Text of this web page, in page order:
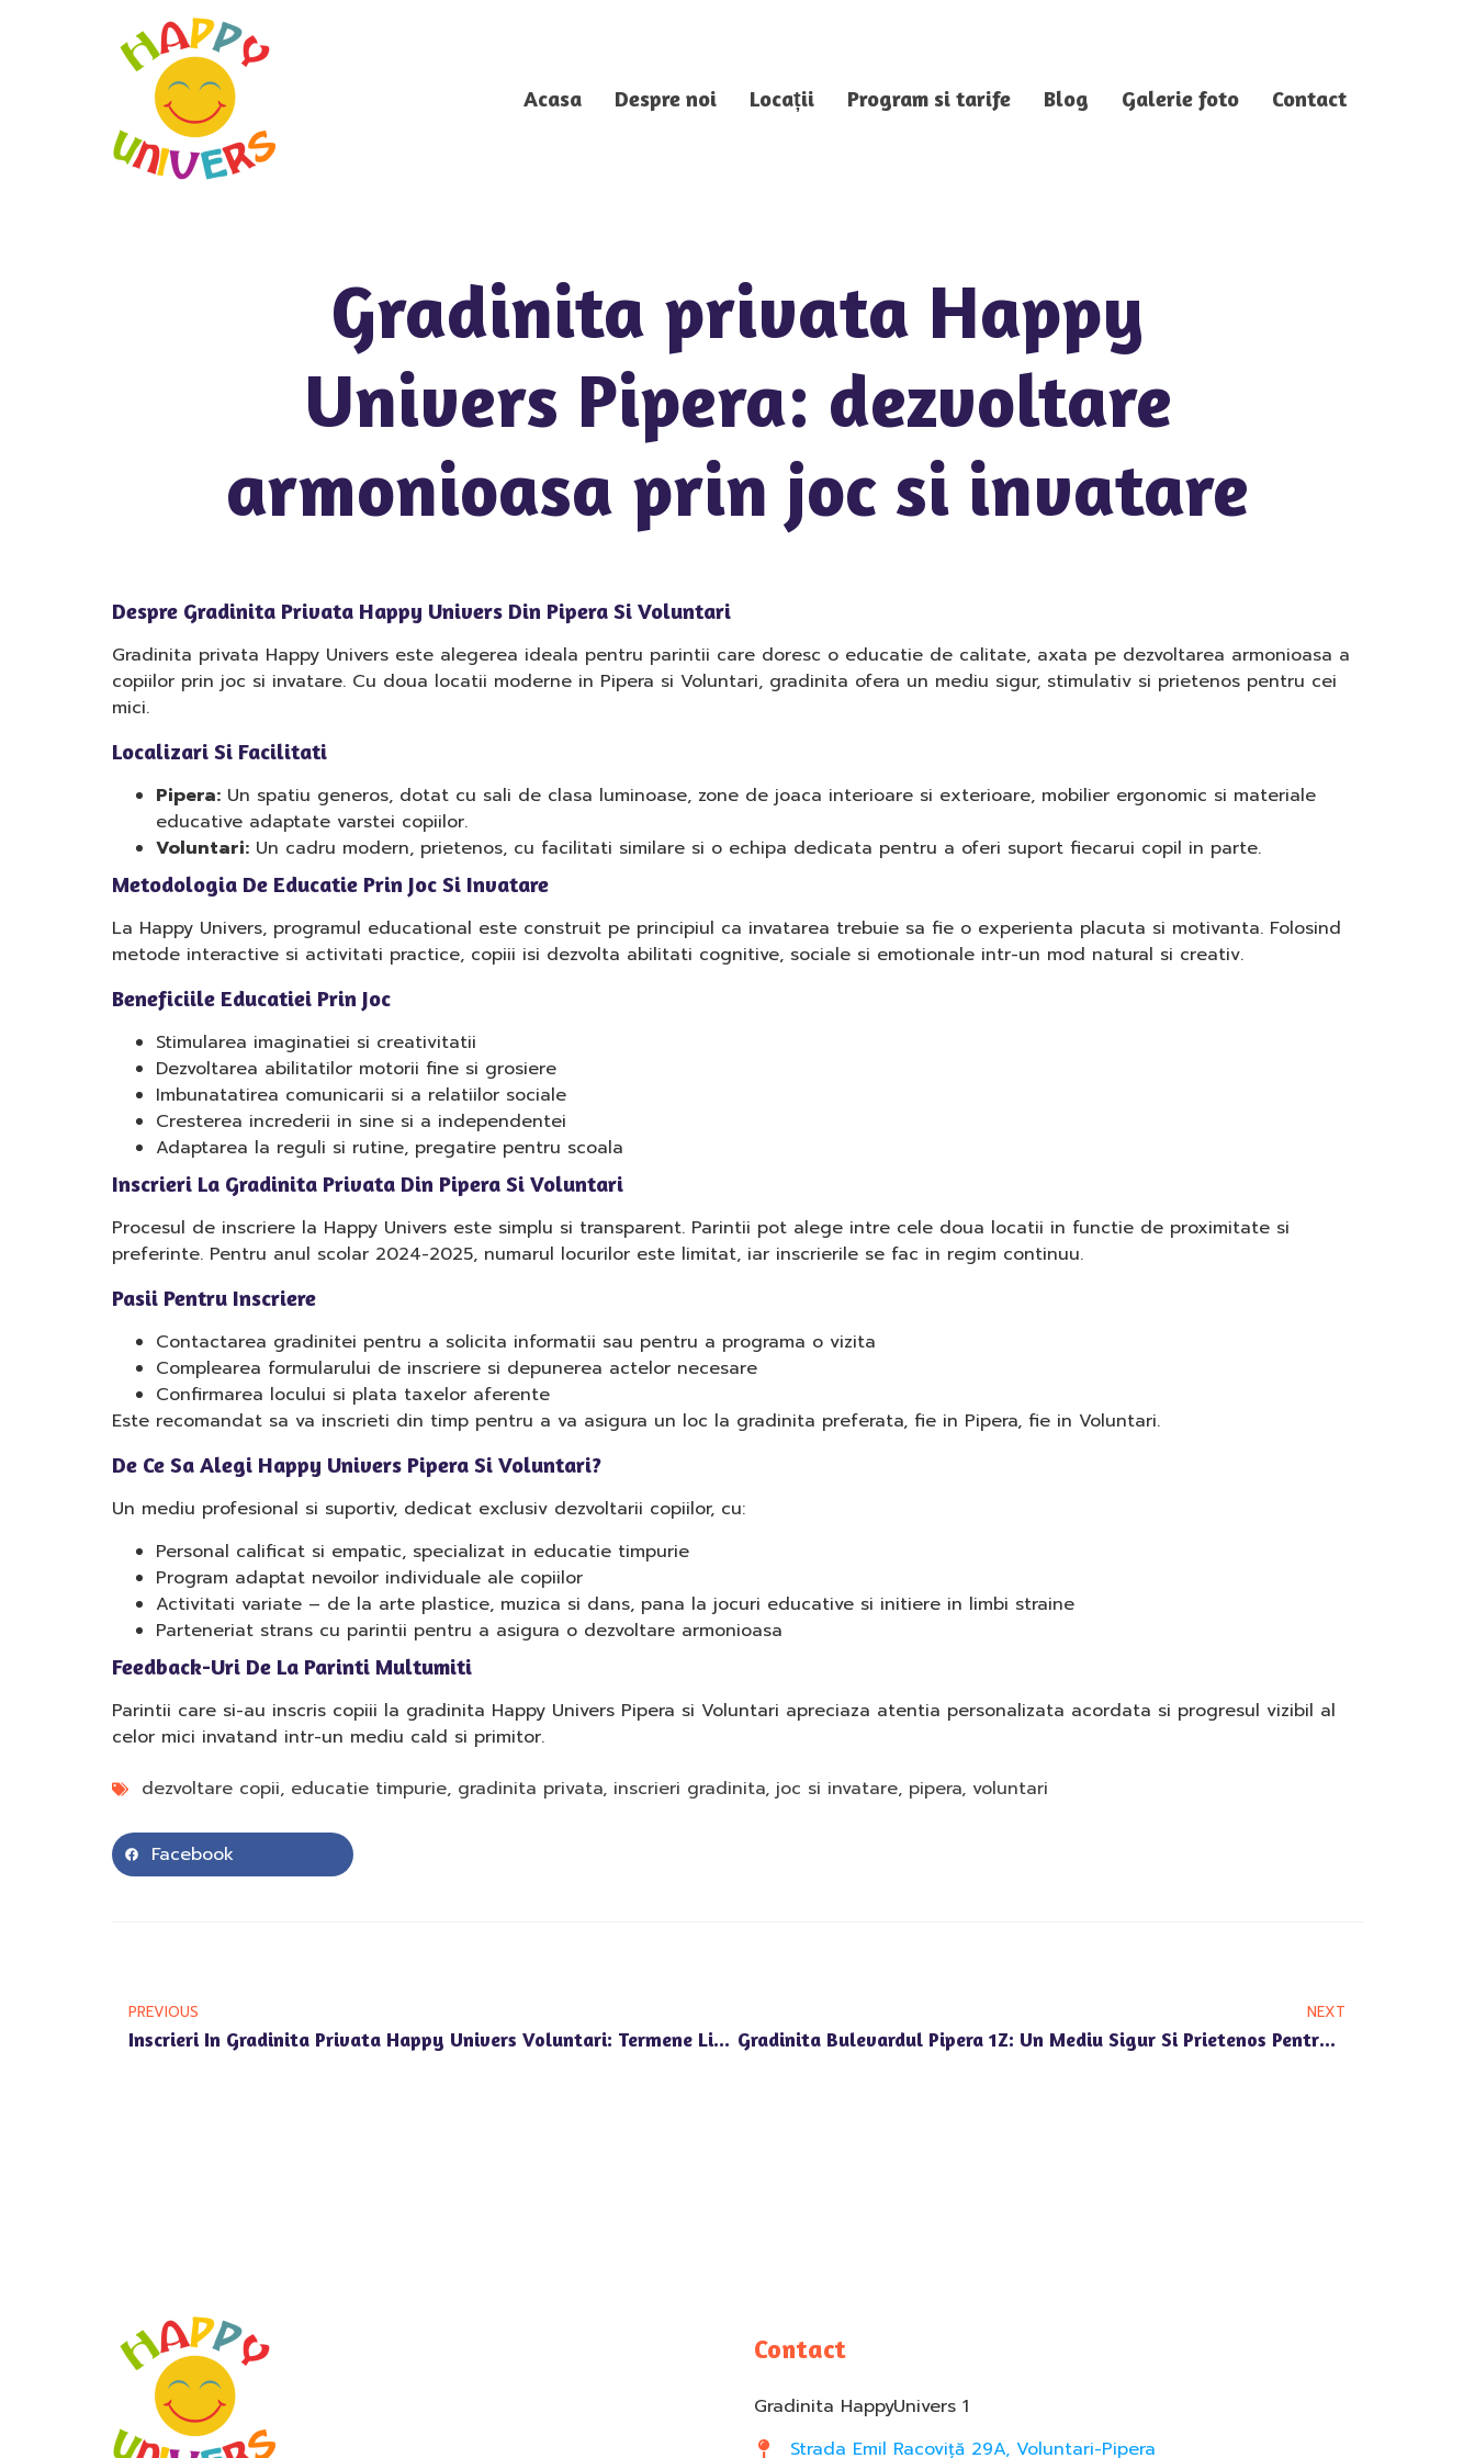
Acasa Despre noi Locații Program si tarife Blog Galerie foto Contact
Gradinita privata Happy
Univers Pipera: dezvoltare
armonioasa prin joc si invatare
Despre Gradinita Privata Happy Univers Din Pipera Si Voluntari
Gradinita privata Happy Univers este alegerea ideala pentru parintii care doresc o educatie de calitate, axata pe dezvoltarea armonioasa a
copiilor prin joc si invatare. Cu doua locatii moderne in Pipera si Voluntari, gradinita ofera un mediu sigur, stimulativ si prietenos pentru cei
mici.
Localizari Si Facilitati
Pipera: Un spatiu generos, dotat cu sali de clasa luminoase, zone de joaca interioare si exterioare, mobilier ergonomic si materiale
educative adaptate varstei copiilor.
Voluntari: Un cadru modern, prietenos, cu facilitati similare si o echipa dedicata pentru a oferi suport fiecarui copil in parte.
Metodologia De Educatie Prin Joc Si Invatare
La Happy Univers, programul educational este construit pe principiul ca invatarea trebuie sa fie o experienta placuta si motivanta. Folosind
metode interactive si activitati practice, copiii isi dezvolta abilitati cognitive, sociale si emotionale intr-un mod natural si creativ.
Beneficiile Educatiei Prin Joc
Stimularea imaginatiei si creativitatii
Dezvoltarea abilitatilor motorii fine si grosiere
Imbunatatirea comunicarii si a relatiilor sociale
Cresterea increderii in sine si a independentei
Adaptarea la reguli si rutine, pregatire pentru scoala
Inscrieri La Gradinita Privata Din Pipera Si Voluntari
Procesul de inscriere la Happy Univers este simplu si transparent. Parintii pot alege intre cele doua locatii in functie de proximitate si
preferinte. Pentru anul scolar 2024-2025, numarul locurilor este limitat, iar inscrierile se fac in regim continuu.
Pasii Pentru Inscriere
Contactarea gradinitei pentru a solicita informatii sau pentru a programa o vizita
Complearea formularului de inscriere si depunerea actelor necesare
Confirmarea locului si plata taxelor aferente
Este recomandat sa va inscrieti din timp pentru a va asigura un loc la gradinita preferata, fie in Pipera, fie in Voluntari.
De Ce Sa Alegi Happy Univers Pipera Si Voluntari?
Un mediu profesional si suportiv, dedicat exclusiv dezvoltarii copiilor, cu:
Personal calificat si empatic, specializat in educatie timpurie
Program adaptat nevoilor individuale ale copiilor
Activitati variate – de la arte plastice, muzica si dans, pana la jocuri educative si initiere in limbi straine
Parteneriat strans cu parintii pentru a asigura o dezvoltare armonioasa
Feedback-Uri De La Parinti Multumiti
Parintii care si-au inscris copiii la gradinita Happy Univers Pipera si Voluntari apreciaza atentia personalizata acordata si progresul vizibil al
celor mici invatand intr-un mediu cald si primitor.
dezvoltare copii, educatie timpurie, gradinita privata, inscrieri gradinita, joc si invatare, pipera, voluntari
Facebook
PREVIOUS
Inscrieri In Gradinita Privata Happy Univers Voluntari: Termene Limita Si Proceduri
NEXT
Gradinita Bulevardul Pipera 1Z: Un Mediu Sigur Si Prietenos Pentru Copiii Tai
Contact
Gradinita HappyUnivers 1
Strada Emil Racoviță 29A, Voluntari-Pipera